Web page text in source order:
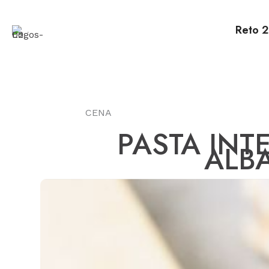
contenido
Reto
CENA
PASTA